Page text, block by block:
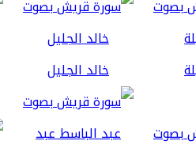
خالد الجليل